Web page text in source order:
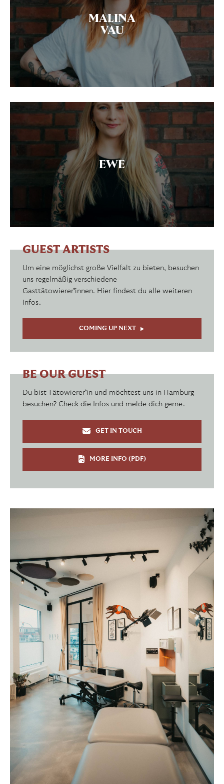
MALINA
VAU
EWE
GUEST ARTISTS
Um eine möglichst große Vielfalt zu bieten, besuchen
uns regelmäßig verschiedene
Gasttätowierer*innen. Hier findest du alle weiteren
Infos.
COMING UP NEXT
BE OUR GUEST
Du bist Tätowierer*in und möchtest uns in Hamburg
besuchen? Check die Infos und melde dich gerne.
GET IN TOUCH
MORE INFO (PDF)